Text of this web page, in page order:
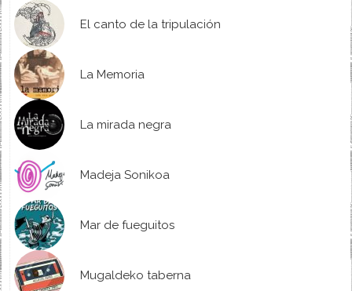
El canto de la tripulación
La Memoria
La mirada negra
Madeja Sonikoa
Mar de fueguitos
Mugaldeko taberna